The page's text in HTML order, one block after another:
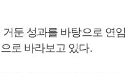
둔 성과를 바탕으로 연임
로 바라보고 있다.